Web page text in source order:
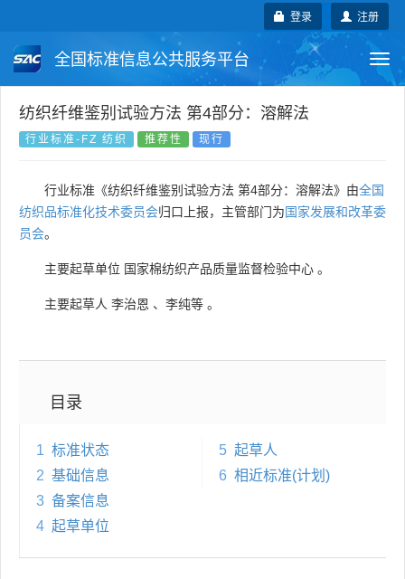
注册
登录
全国标准信息公共服务平台
国家标准 行业标准 地方标准
国外标准 技术委员会
纺织纤维鉴别试验方法 第4部分：溶解法
行业标准-FZ 纺织 推荐性 现行
行业标准《纺织纤维鉴别试验方法 第4部分：溶解法》由全国
纺织品标准化技术委员会归口上报，主管部门为国家发展和改革委
员会。
主要起草单位 国家棉纺织产品质量监督检验中心 。
主要起草人 李治恩 、 李纯等 。
目录
1 标准状态
2 基础信息
3 备案信息
4 起草单位
5 起草人
6 相近标准(计划)